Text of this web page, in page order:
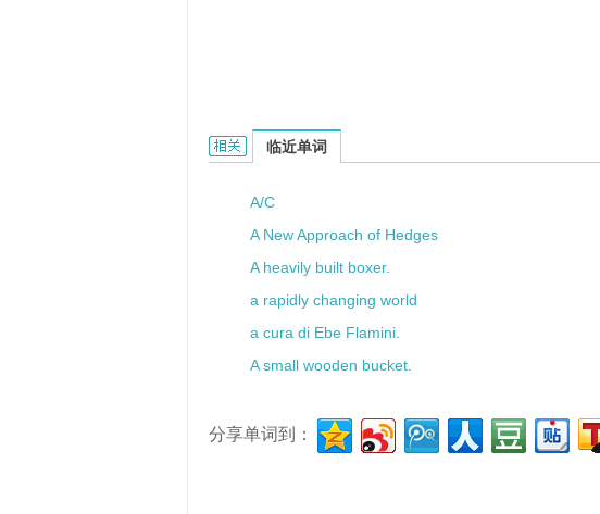
A lyric poet的相关资料：
临近单词
A/C
A New Approach of Hedges
A heavily built boxer.
a rapidly changing world
a cura di Ebe Flamini.
A small wooden bucket.
分享单词到：